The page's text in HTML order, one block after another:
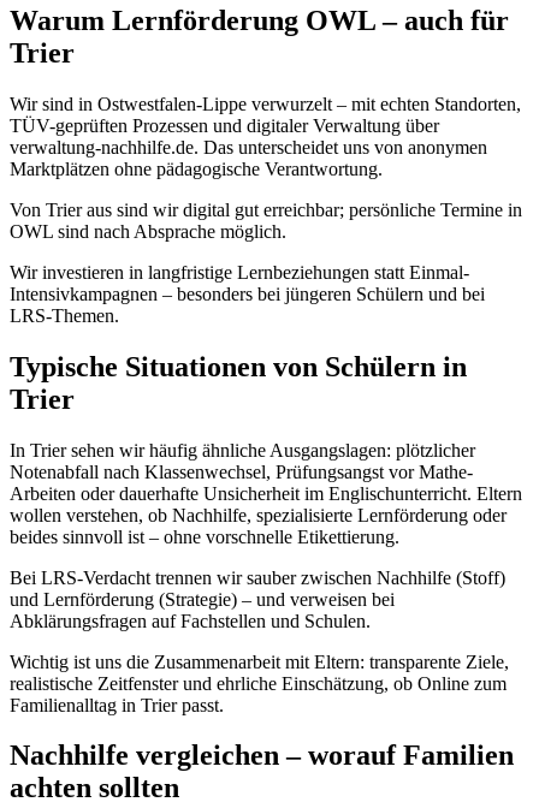
Warum Lernförderung OWL – auch für
Trier
Wir sind in Ostwestfalen-Lippe verwurzelt – mit echten Standorten,
TÜV-geprüften Prozessen und digitaler Verwaltung über
verwaltung-nachhilfe.de. Das unterscheidet uns von anonymen
Marktplätzen ohne pädagogische Verantwortung.
Von Trier aus sind wir digital gut erreichbar; persönliche Termine in
OWL sind nach Absprache möglich.
Wir investieren in langfristige Lernbeziehungen statt Einmal-
Intensivkampagnen – besonders bei jüngeren Schülern und bei
LRS-Themen.
Typische Situationen von Schülern in
Trier
In Trier sehen wir häufig ähnliche Ausgangslagen: plötzlicher
Notenabfall nach Klassenwechsel, Prüfungsangst vor Mathe-
Arbeiten oder dauerhafte Unsicherheit im Englischunterricht. Eltern
wollen verstehen, ob Nachhilfe, spezialisierte Lernförderung oder
beides sinnvoll ist – ohne vorschnelle Etikettierung.
Bei LRS-Verdacht trennen wir sauber zwischen Nachhilfe (Stoff)
und Lernförderung (Strategie) – und verweisen bei
Abklärungsfragen auf Fachstellen und Schulen.
Wichtig ist uns die Zusammenarbeit mit Eltern: transparente Ziele,
realistische Zeitfenster und ehrliche Einschätzung, ob Online zum
Familienalltag in Trier passt.
Nachhilfe vergleichen – worauf Familien
achten sollten